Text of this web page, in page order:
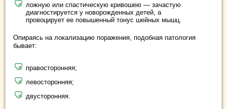
ложную или спастическую кривошею — зачастую
диагностируется у новорожденных детей, а
провоцирует ее повышенный тонус шейных мышц.
Опираясь на локализацию поражения, подобная патология
бывает:
правосторонняя;
левосторонняя;
двусторонняя.